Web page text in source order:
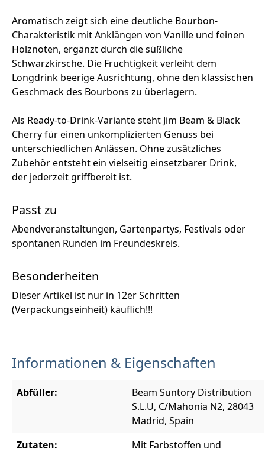
Aromatisch zeigt sich eine deutliche Bourbon-
Charakteristik mit Anklängen von Vanille und feinen
Holznoten, ergänzt durch die süßliche
Schwarzkirsche. Die Fruchtigkeit verleiht dem
Longdrink beerige Ausrichtung, ohne den klassischen
Geschmack des Bourbons zu überlagern.
Als Ready-to-Drink-Variante steht Jim Beam & Black
Cherry für einen unkomplizierten Genuss bei
unterschiedlichen Anlässen. Ohne zusätzliches
Zubehör entsteht ein vielseitig einsetzbarer Drink,
der jederzeit griffbereit ist.
Passt zu
Abendveranstaltungen, Gartenpartys, Festivals oder
spontanen Runden im Freundeskreis.
Besonderheiten
Dieser Artikel ist nur in 12er Schritten
(Verpackungseinheit) käuflich!!!
Informationen & Eigenschaften
Abfüller:
Beam Suntory Distribution
S.L.U, C/Mahonia N2, 28043
Madrid, Spain
Zutaten:
Mit Farbstoffen und